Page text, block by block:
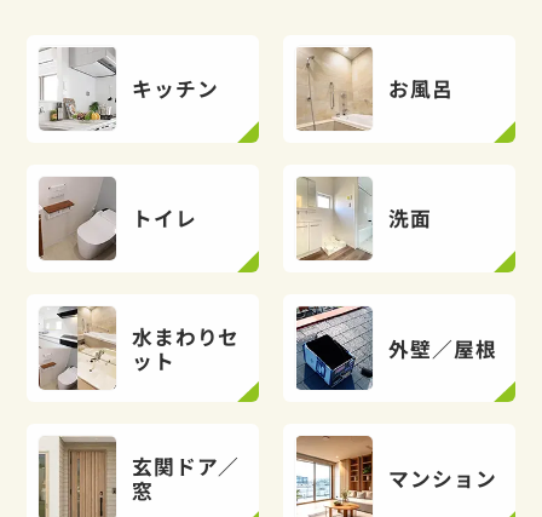
キッチン お風呂
トイレ 洗面
水まわりセ
ット
外壁／屋根
玄関ドア／
窓
マンション